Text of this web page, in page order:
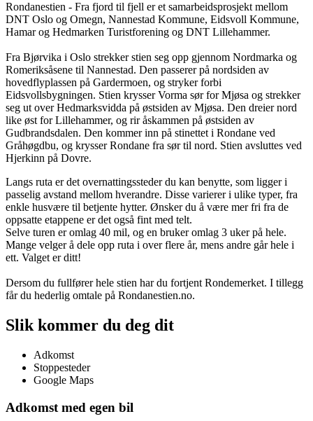
Rondanestien - Fra fjord til fjell er et samarbeidsprosjekt mellom
DNT Oslo og Omegn, Nannestad Kommune, Eidsvoll Kommune,
Hamar og Hedmarken Turistforening og DNT Lillehammer.
Fra Bjørvika i Oslo strekker stien seg opp gjennom Nordmarka og
Romeriksåsene til Nannestad. Den passerer på nordsiden av
hovedflyplassen på Gardermoen, og stryker forbi
Eidsvollsbygningen. Stien krysser Vorma sør for Mjøsa og strekker
seg ut over Hedmarksvidda på østsiden av Mjøsa. Den dreier nord
like øst for Lillehammer, og rir åskammen på østsiden av
Gudbrandsdalen. Den kommer inn på stinettet i Rondane ved
Gråhøgdbu, og krysser Rondane fra sør til nord. Stien avsluttes ved
Hjerkinn på Dovre.
Langs ruta er det overnattingssteder du kan benytte, som ligger i
passelig avstand mellom hverandre. Disse varierer i ulike typer, fra
enkle husvære til betjente hytter. Ønsker du å være mer fri fra de
oppsatte etappene er det også fint med telt.
Selve turen er omlag 40 mil, og en bruker omlag 3 uker på hele.
Mange velger å dele opp ruta i over flere år, mens andre går hele i
ett. Valget er ditt!
Dersom du fullfører hele stien har du fortjent Rondemerket. I tillegg
får du hederlig omtale på Rondanestien.no.
Slik kommer du deg dit
Adkomst
Stoppesteder
Google Maps
Adkomst med egen bil